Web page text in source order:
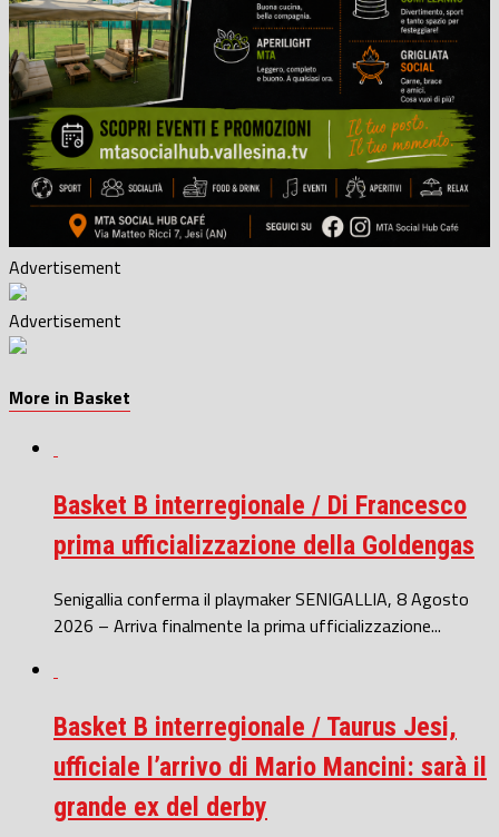
Advertisement
Advertisement
More in Basket
Basket B interregionale / Di Francesco
prima ufficializzazione della Goldengas
Senigallia conferma il playmaker SENIGALLIA, 8 Agosto
2026 – Arriva finalmente la prima ufficializzazione...
Basket B interregionale / Taurus Jesi,
ufficiale l’arrivo di Mario Mancini: sarà il
grande ex del derby